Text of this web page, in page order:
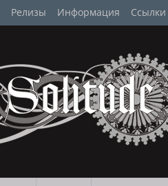
Релизы Информация Ссылки